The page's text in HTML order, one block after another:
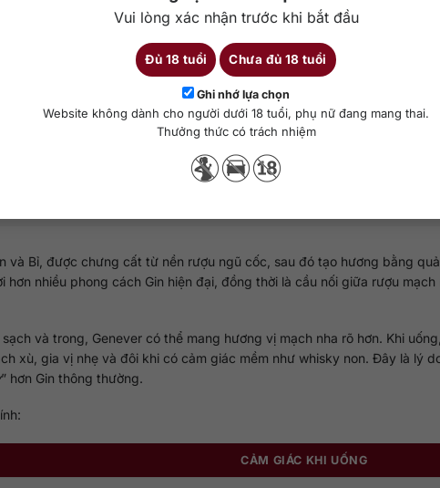
Vui lòng xác nhận trước khi bắt đầu
Đủ 18 tuổi Chưa đủ 18 tuổi
Ghi nhớ lựa chọn
Website không dành cho người dưới 18 tuổi, phụ nữ đang mang thai.
Thưởng thức có trách nhiệm
mạch nha rõ, vị dày và hương bách xù đặc trưng.
và Bỉ, được chưng cất từ nền rượu ngũ cốc, sau đó tạo hương bằng
nhiều phong cách Gin hiện đại, đồng thời là cầu nối giữa rượu mạch
và trong, Genever có thể mang hương vị mạch nha rõ hơn. Khi
xù, gia vị nhẹ và đôi khi có cảm giác mềm như whisky non. Đây là lý
” hơn Gin thông thường.
CẢM GIÁC KHI UỐNG